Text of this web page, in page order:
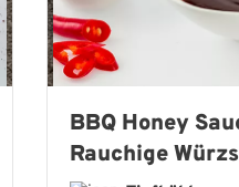
BBQ Honey
Rauchige